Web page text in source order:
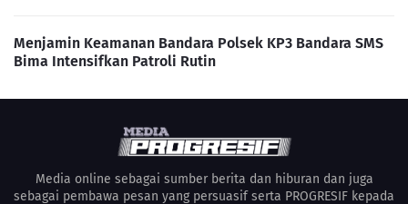
Menjamin Keamanan Bandara Polsek KP3 Bandara SMS
Bima Intensifkan Patroli Rutin
Media online sebagai sumber berita dan hiburan dan juga
sebagai pembawa pesan yang persuasif serta PROGRESIF kepada